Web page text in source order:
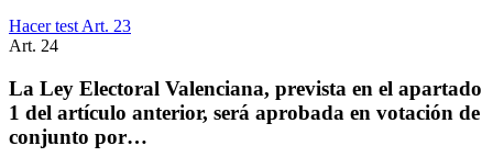
Hacer test Art. 23
Art. 24
La Ley Electoral Valenciana, prevista en el apartado
1 del artículo anterior, será aprobada en votación de
conjunto por…